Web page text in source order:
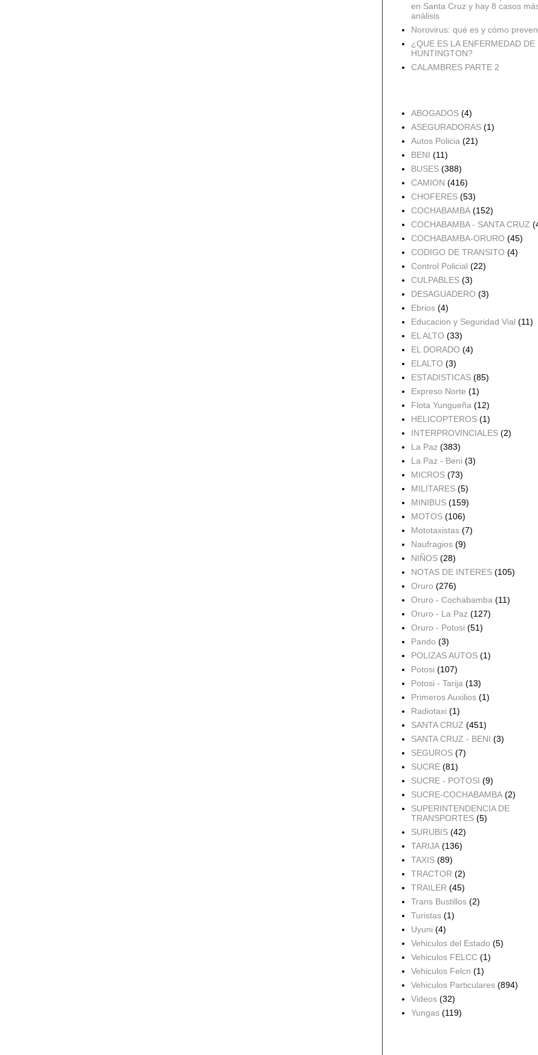
en Santa Cruz y hay 8 casos
análisis
Norovirus: qué es y cómo
¿QUE ES LA ENFERMEDAD DE
HUNTINGTON?
CALAMBRES PARTE 2
ABOGADOS (4)
ASEGURADORAS (1)
Autos Policia (21)
BENI (11)
BUSES (388)
CAMION (416)
CHOFERES (53)
COCHABAMBA (152)
COCHABAMBA - SANTA CRUZ
COCHABAMBA-ORURO (45)
CODIGO DE TRANSITO (4)
Control Policial (22)
CULPABLES (3)
DESAGUADERO (3)
Ebrios (4)
Educacion y Seguridad Vial (11)
EL ALTO (33)
EL DORADO (4)
ELALTO (3)
ESTADISTICAS (85)
Expreso Norte (1)
Flota Yungueña (12)
HELICOPTEROS (1)
INTERPROVINCIALES (2)
La Paz (383)
La Paz - Beni (3)
MICROS (73)
MILITARES (5)
MINIBUS (159)
MOTOS (106)
Mototaxistas (7)
Naufragios (9)
NIÑOS (28)
NOTAS DE INTERES (105)
Oruro (276)
Oruro - Cochabamba (11)
Oruro - La Paz (127)
Oruro - Potosi (51)
Pando (3)
POLIZAS AUTOS (1)
Potosi (107)
Potosi - Tarija (13)
Primeros Auxilios (1)
Radiotaxi (1)
SANTA CRUZ (451)
SANTA CRUZ - BENI (3)
SEGUROS (7)
SUCRE (81)
SUCRE - POTOSI (9)
SUCRE-COCHABAMBA (2)
SUPERINTENDENCIA DE
TRANSPORTES (5)
SURUBIS (42)
TARIJA (136)
TAXIS (89)
TRACTOR (2)
TRAILER (45)
Trans Bustillos (2)
Turistas (1)
Uyuni (4)
Vehiculos del Estado (5)
Vehiculos FELCC (1)
Vehiculos Felcn (1)
Vehiculos Particulares (894)
Videos (32)
Yungas (119)